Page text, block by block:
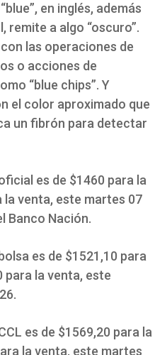
en inglés, además
remite a algo “oscuro”.
las operaciones de
o acciones de
“blue chips”. Y
el color aproximado que
un fibrón para detectar
es de $1460 para la
la venta, este martes 07
Banco Nación.
es de $1521,10 para
para la venta, este
es de $1569,20 para la
la venta, este martes